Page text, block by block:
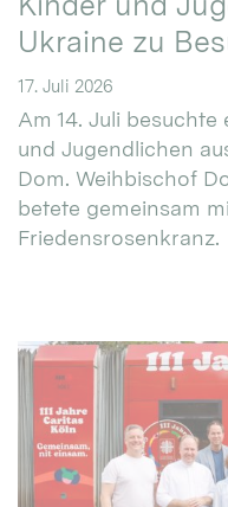
Ukraine zu
17. Juli 2026
Am 14. Juli
und Jugendlichen
Dom. Weihbischof
betete gemeinsam
Friedensrosenkranz.